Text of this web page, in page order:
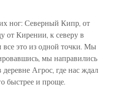
ног: Северный Кипр, от
от Кирении, к северу в
это из одной точки. Мы
мы направились
деревне Агрос, где нас ждал
быстрее и проще.